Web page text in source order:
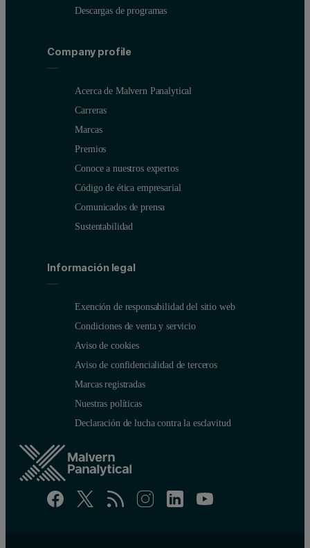
Descargas de programas
Company profile
Acerca de Malvern Panalytical
Carreras
Marcas
Premios
Conoce a nuestros expertos
Código de ética empresarial
Comunicados de prensa
Sustentabilidad
Información legal
Exención de responsabilidad del sitio web
Condiciones de venta y servicio
Aviso de cookies
Aviso de confidencialidad de terceros
Marcas registradas
Nuestras políticas
Declaración de lucha contra la esclavitud